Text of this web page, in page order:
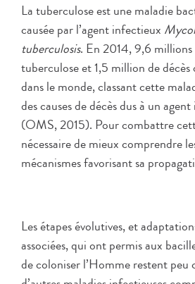
La tuberculose est une maladie
causée par l’agent infectieux
tuberculosis. En 2014, 9,6 millions
tuberculose et 1,5 million de décès
dans le monde, classant cette
des causes de décès dus à un
(OMS, 2015). Pour combattre
nécessaire de mieux comprendre
mécanismes favorisant sa
Les étapes évolutives, et
associées, qui ont permis aux
de coloniser l’Homme restent peu